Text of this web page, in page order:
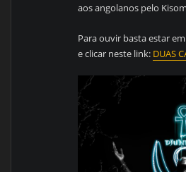
aos angolanos pelo
Para ouvir basta estar
e clicar neste link: DUAS